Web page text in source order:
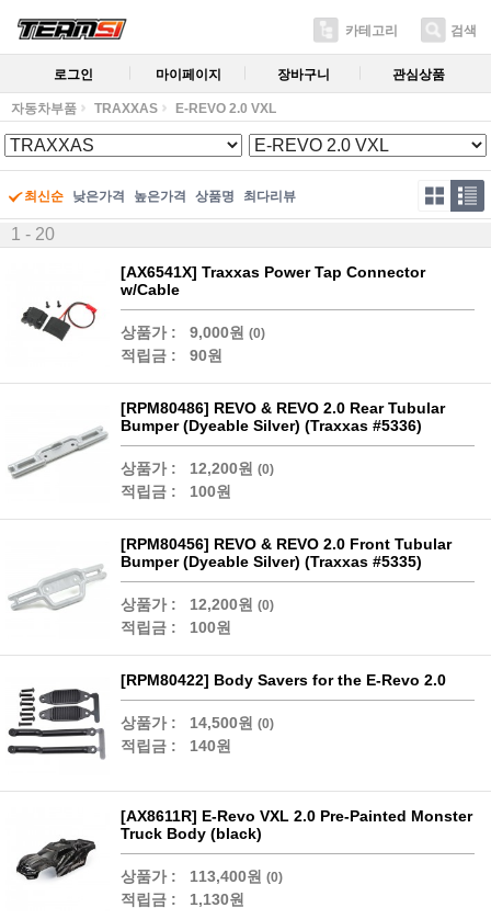
카테고리 검색
로그인 마이페이지 장바구니 관심상품
자동차부품 TRAXXAS E-REVO 2.0 VXL
최신순 낮은가격 높은가격 상품명 최다리뷰
1 - 20
[AX6541X] Traxxas Power Tap Connector
w/Cable
상품가 : 9,000원 (0)
적립금 : 90원
[RPM80486] REVO & REVO 2.0 Rear Tubular
Bumper (Dyeable Silver) (Traxxas #5336)
상품가 : 12,200원 (0)
적립금 : 100원
[RPM80456] REVO & REVO 2.0 Front Tubular
Bumper (Dyeable Silver) (Traxxas #5335)
상품가 : 12,200원 (0)
적립금 : 100원
[RPM80422] Body Savers for the E-Revo 2.0
상품가 : 14,500원 (0)
적립금 : 140원
[AX8611R] E-Revo VXL 2.0 Pre-Painted Monster
Truck Body (black)
상품가 : 113,400원 (0)
적립금 : 1,130원